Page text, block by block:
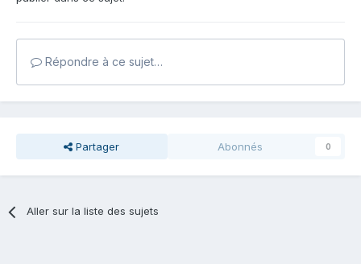
Répondre à ce sujet…
Partager Abonnés 0
Aller sur la liste des sujets